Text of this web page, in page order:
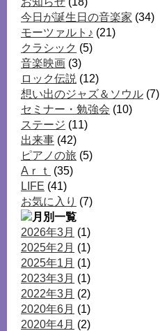
今日が誕生日の音楽家 (34)
モーツァルト♪ (21)
クラシック (5)
音楽映画 (3)
ロック伝説 (12)
想い出のジャズ＆ソウル (7)
セミナー・勉強会 (10)
ステージ (11)
出来事 (42)
ピアノの旅 (5)
Aｒｔ
(35)
LIFE (41)
お気に入り (7)
2026年3月 (1)
2025年2月 (1)
2025年1月 (1)
2023年3月 (1)
2022年3月 (2)
2020年6月 (1)
2020年4月 (2)